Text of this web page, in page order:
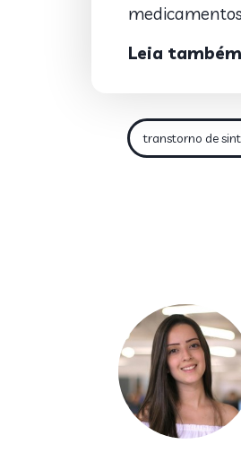
Leia
transtorno de